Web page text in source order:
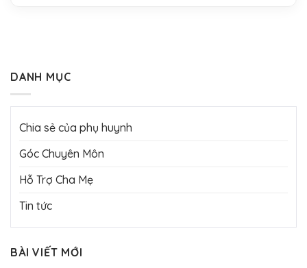
DANH MỤC
Chia sẻ của phụ huynh
Góc Chuyên Môn
Hỗ Trợ Cha Mẹ
Tin tức
BÀI VIẾT MỚI